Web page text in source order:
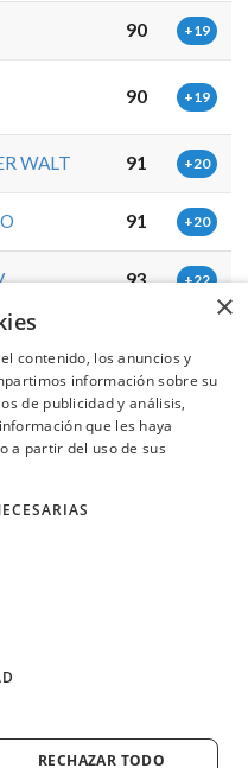
90 +19
90 +19
WALT 91 +20
91 +20
93 +22
97
110
×
contenido, los anuncios y
información sobre su
de publicidad y análisis,
que les haya
a partir del uso de sus
RECHAZAR TODO